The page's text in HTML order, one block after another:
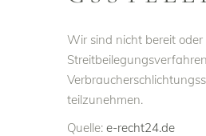
Wir sind nicht bereit
teilzunehmen.
Quelle: e-recht24.de